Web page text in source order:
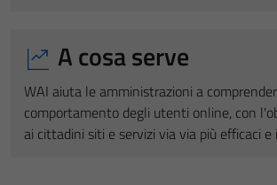
A cosa serve
WAI aiuta le amministrazioni a
comportamento degli utenti online, con
ai cittadini siti e servizi via via più efficaci e